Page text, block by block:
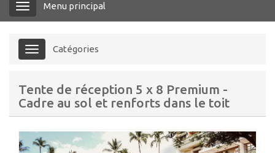
Menu Menu principal
Menu Catégories
Tente de réception 5 x 8 Premium -
Cadre au sol et renforts dans le toit